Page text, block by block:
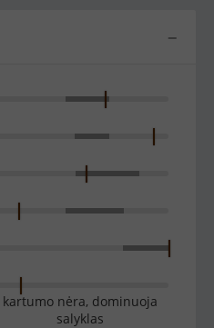
−
kartumo nėra, dominuoja
salyklas